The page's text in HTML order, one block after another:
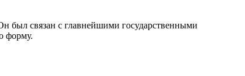
связан с главнейшими государственными
форму.